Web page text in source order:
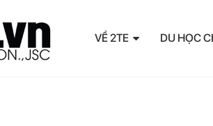
VỀ 2TE DU HỌC